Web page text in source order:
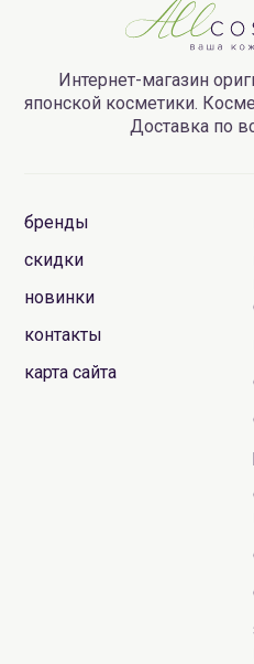
Интернет-магазин
японской косметики.
Доставка по
бренды
скидки
новинки
контакты
карта сайта